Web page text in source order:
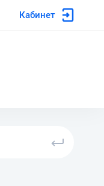
Кабинет